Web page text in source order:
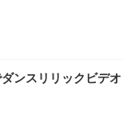
ンスリリックビデ